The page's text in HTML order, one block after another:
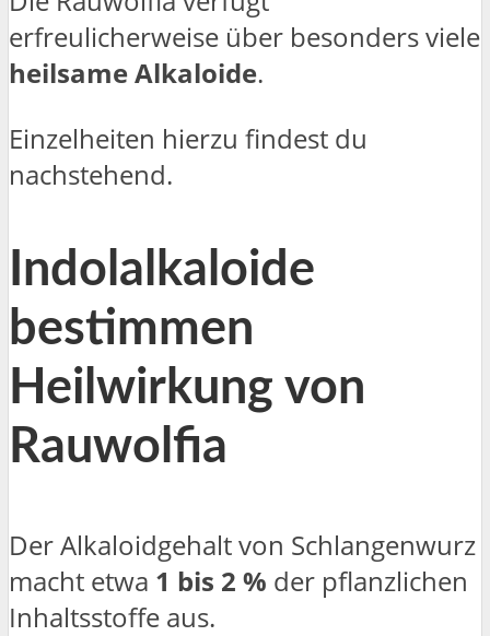
erfreulicherweise über besonders viele
heilsame Alkaloide.
Einzelheiten hierzu findest du
nachstehend.
Indolalkaloide
bestimmen
Heilwirkung von
Rauwolfia
Der Alkaloidgehalt von Schlangenwurz
macht etwa 1 bis 2 % der pflanzlichen
Inhaltsstoffe aus.